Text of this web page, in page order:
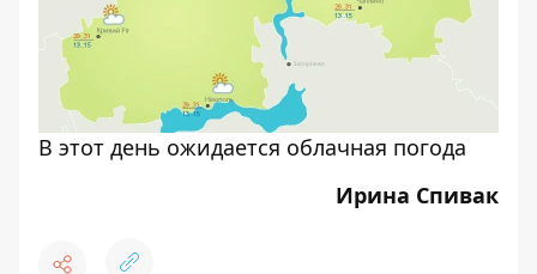
В этот день ожидается облачная погода
Ирина Спивак